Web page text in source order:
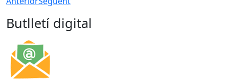
Butlletí digital